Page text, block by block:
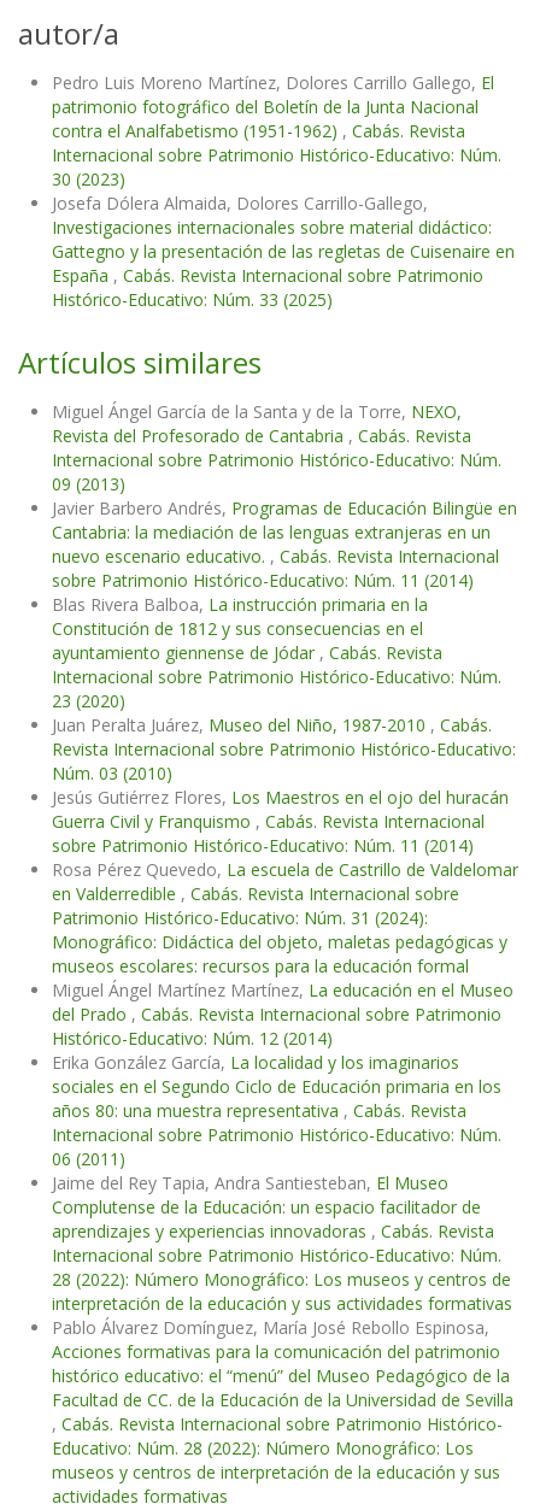
autor/a
Pedro Luis Moreno Martínez, Dolores Carrillo Gallego, El
patrimonio fotográfico del Boletín de la Junta Nacional
contra el Analfabetismo (1951-1962) , Cabás. Revista
Internacional sobre Patrimonio Histórico-Educativo: Núm.
30 (2023)
Josefa Dólera Almaida, Dolores Carrillo-Gallego,
Investigaciones internacionales sobre material didáctico:
Gattegno y la presentación de las regletas de Cuisenaire en
España , Cabás. Revista Internacional sobre Patrimonio
Histórico-Educativo: Núm. 33 (2025)
Artículos similares
Miguel Ángel García de la Santa y de la Torre, NEXO,
Revista del Profesorado de Cantabria , Cabás. Revista
Internacional sobre Patrimonio Histórico-Educativo: Núm.
09 (2013)
Javier Barbero Andrés, Programas de Educación Bilingüe en
Cantabria: la mediación de las lenguas extranjeras en un
nuevo escenario educativo. , Cabás. Revista Internacional
sobre Patrimonio Histórico-Educativo: Núm. 11 (2014)
Blas Rivera Balboa, La instrucción primaria en la
Constitución de 1812 y sus consecuencias en el
ayuntamiento giennense de Jódar , Cabás. Revista
Internacional sobre Patrimonio Histórico-Educativo: Núm.
23 (2020)
Juan Peralta Juárez, Museo del Niño, 1987-2010 , Cabás.
Revista Internacional sobre Patrimonio Histórico-Educativo:
Núm. 03 (2010)
Jesús Gutiérrez Flores, Los Maestros en el ojo del huracán
Guerra Civil y Franquismo , Cabás. Revista Internacional
sobre Patrimonio Histórico-Educativo: Núm. 11 (2014)
Rosa Pérez Quevedo, La escuela de Castrillo de Valdelomar
en Valderredible , Cabás. Revista Internacional sobre
Patrimonio Histórico-Educativo: Núm. 31 (2024):
Monográfico: Didáctica del objeto, maletas pedagógicas y
museos escolares: recursos para la educación formal
Miguel Ángel Martínez Martínez, La educación en el Museo
del Prado , Cabás. Revista Internacional sobre Patrimonio
Histórico-Educativo: Núm. 12 (2014)
Erika González García, La localidad y los imaginarios
sociales en el Segundo Ciclo de Educación primaria en los
años 80: una muestra representativa , Cabás. Revista
Internacional sobre Patrimonio Histórico-Educativo: Núm.
06 (2011)
Jaime del Rey Tapia, Andra Santiesteban, El Museo
Complutense de la Educación: un espacio facilitador de
aprendizajes y experiencias innovadoras , Cabás. Revista
Internacional sobre Patrimonio Histórico-Educativo: Núm.
28 (2022): Número Monográfico: Los museos y centros de
interpretación de la educación y sus actividades formativas
Pablo Álvarez Domínguez, María José Rebollo Espinosa,
Acciones formativas para la comunicación del patrimonio
histórico educativo: el “menú” del Museo Pedagógico de la
Facultad de CC. de la Educación de la Universidad de Sevilla
, Cabás. Revista Internacional sobre Patrimonio Histórico-
Educativo: Núm. 28 (2022): Número Monográfico: Los
museos y centros de interpretación de la educación y sus
actividades formativas